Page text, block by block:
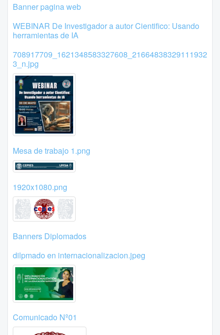
Banner pagina web
WEBINAR De Investigador a autor Cientifico: Usando
herramientas de IA
708917709_1621348583327608_21664838329111932
3_n.jpg
Mesa de trabajo 1.png
1920x1080.png
Banners Diplomados
dilpmado en internacionalizacion.jpeg
Comunicado Nº01